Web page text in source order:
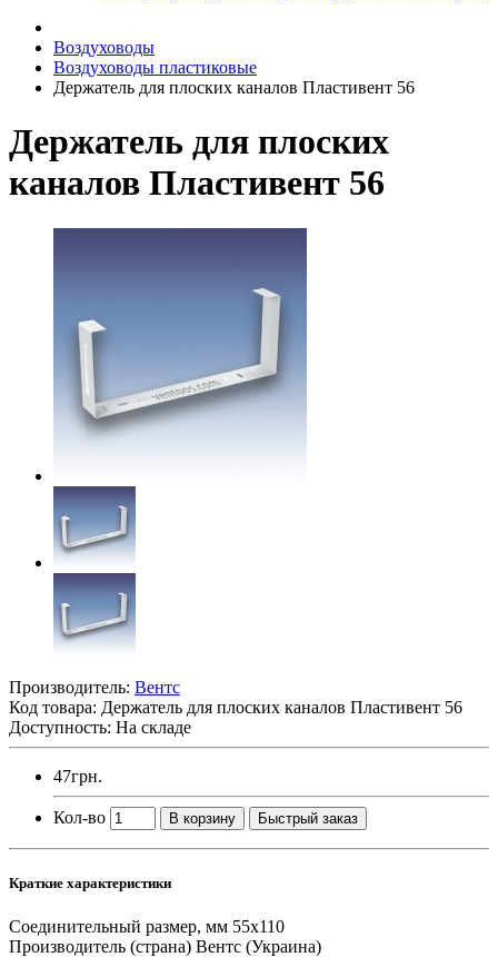
Воздуховоды
Воздуховоды пластиковые
Держатель для плоских каналов Пластивент 56
Держатель для плоских
каналов Пластивент 56
Производитель: Вентс
Код товара: Держатель для плоских каналов Пластивент 56
Доступность: На складе
47грн.
Кол-во В корзину Быстрый заказ
Краткие характеристики
Соединительный размер, мм 55х110
Производитель (страна) Вентс (Украина)